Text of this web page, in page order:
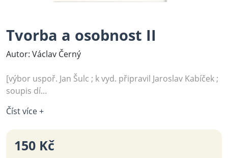
Tvorba a osobnost II
Autor: Václav Černý
[výbor uspoř. Jan Šulc ; k vyd. připravil Jaroslav Kabíček ;
soupis dí...
Číst více +
150 Kč